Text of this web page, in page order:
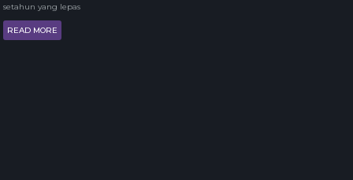
setahun yang lepas
READ MORE